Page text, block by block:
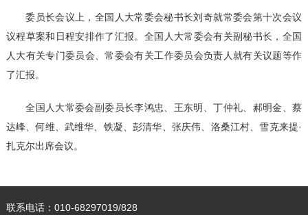
委员长会议上，全国人大常委会秘书长刘奇就常委会第十次会议
议程草案和日程安排作了汇报。全国人大常委会有关副秘书长，全国
人大有关专门委员会、常委会有关工作委员会负责人就有关议题等作
了汇报。
全国人大常委会副委员长李鸿忠、王东明、丁仲礼、郝明金、蔡
达峰、何维、武维华、铁凝、彭清华、张庆伟、洛桑江村、雪克来提·
扎克尔出席会议。
联系电话：010-68297019/828